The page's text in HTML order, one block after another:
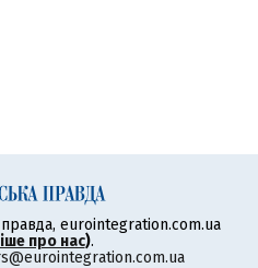
eurointegration.com.ua
про нас).